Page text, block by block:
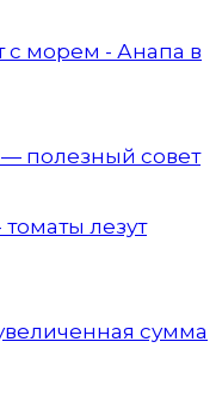
с морем - Анапа в
полезный совет
лезут
сумма